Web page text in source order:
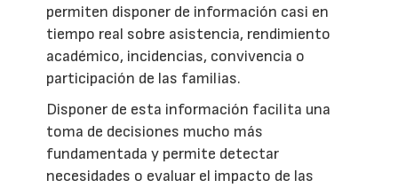
permiten disponer de información casi en
tiempo real sobre asistencia, rendimiento
académico, incidencias, convivencia o
participación de las familias.
Disponer de esta información facilita una
toma de decisiones mucho más
fundamentada y permite detectar
necesidades o evaluar el impacto de las